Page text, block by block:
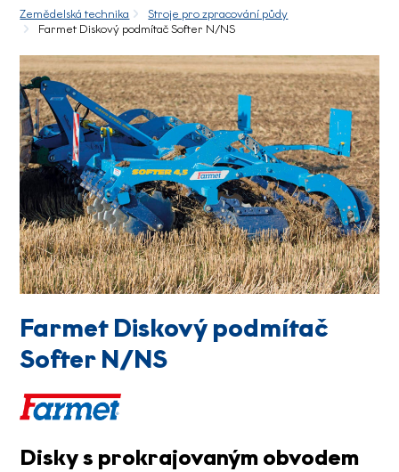
Zemědelská technika
Stroje pro zpracování půdy
Farmet Diskový podmítač Softer N/NS
Farmet Diskový podmítač
Softer N/NS
Disky s prokrajovaným obvodem